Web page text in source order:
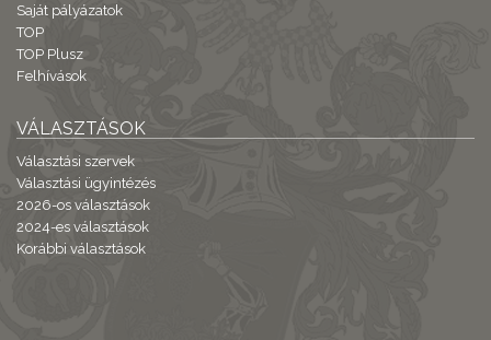
Saját pályázatok
TOP
TOP Plusz
Felhívások
VÁLASZTÁSOK
Választási szervek
Választási ügyintézés
2026-os választások
2024-es választások
Korábbi választások